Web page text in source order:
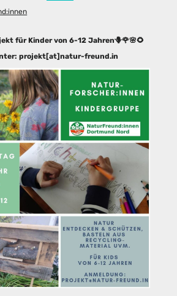
für Kinder von 6-12 Jahren🪻🌹🌸🌻
projekt[at]natur-freund.in